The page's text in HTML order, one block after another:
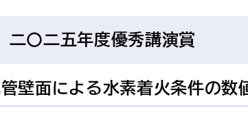
〇二五年度優秀講演賞
壁面による水素着火条件の数